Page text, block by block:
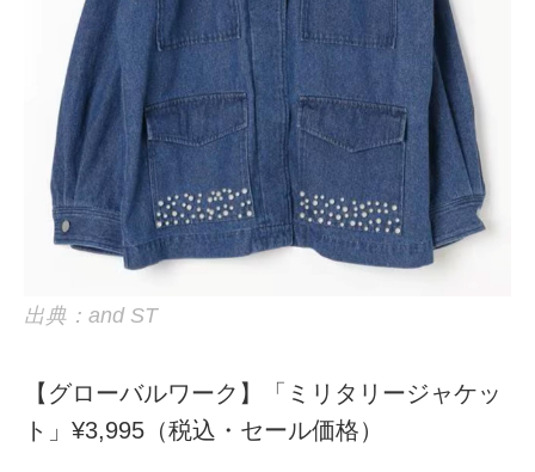
出典：and ST
【グローバルワーク】「ミリタリージャケッ
ト」¥3,995（税込・セール価格）